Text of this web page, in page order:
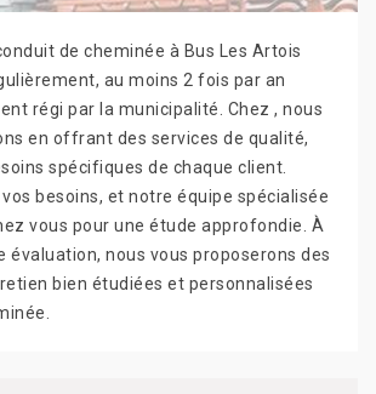
de cheminée à Bus Les Artois
au moins 2 fois par an
régi par la municipalité. Chez , nous
en offrant des services de qualité,
spécifiques de chaque client.
besoins, et notre équipe spécialisée
vous pour une étude approfondie. À
évaluation, nous vous proposerons des
bien étudiées et personnalisées